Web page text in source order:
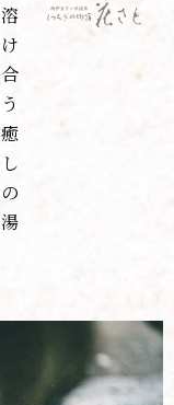
溶
け
合
う
癒
し
の
湯